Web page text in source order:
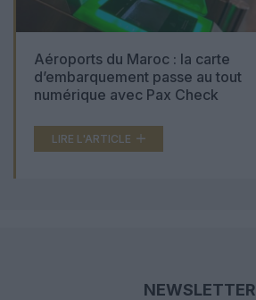
Aéroports du Maroc : la carte
d’embarquement passe au tout
numérique avec Pax Check
LIRE L'ARTICLE
NEWSLETTER